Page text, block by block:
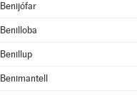
Benijófar
Benilloba
Benillup
Benimantell